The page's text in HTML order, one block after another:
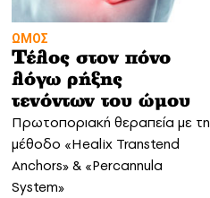
ΩΜΟΣ
Τέλος στον πόνο
λόγω ρήξης
τενόντων του ώμου
Πρωτοποριακή θεραπεία με τη
μέθοδο «Healix Transtend
Anchors» & «Percannula
System»